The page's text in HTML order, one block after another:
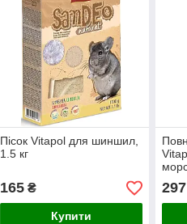
Пісок Vitapol для шиншил,
1.5 кг
165₴
Купити
297